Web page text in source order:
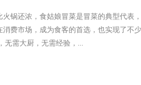
锅还浓，食姑娘冒菜是冒菜的典型代表
费市场，成为食客的首选，也实现了不
无需大厨，无需经验，...